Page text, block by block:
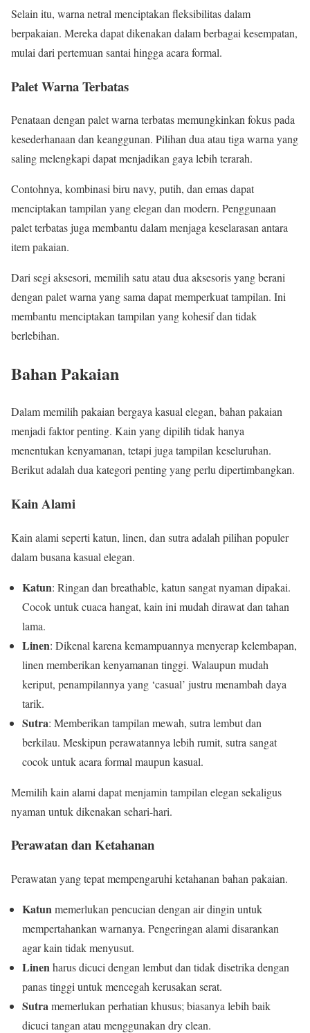
Selain itu, warna netral menciptakan fleksibilitas dalam
berpakaian. Mereka dapat dikenakan dalam berbagai kesempatan,
mulai dari pertemuan santai hingga acara formal.
Palet Warna Terbatas
Penataan dengan palet warna terbatas memungkinkan fokus pada
kesederhanaan dan keanggunan. Pilihan dua atau tiga warna yang
saling melengkapi dapat menjadikan gaya lebih terarah.
Contohnya, kombinasi biru navy, putih, dan emas dapat
menciptakan tampilan yang elegan dan modern. Penggunaan
palet terbatas juga membantu dalam menjaga keselarasan antara
item pakaian.
Dari segi aksesori, memilih satu atau dua aksesoris yang berani
dengan palet warna yang sama dapat memperkuat tampilan. Ini
membantu menciptakan tampilan yang kohesif dan tidak
berlebihan.
Bahan Pakaian
Dalam memilih pakaian bergaya kasual elegan, bahan pakaian
menjadi faktor penting. Kain yang dipilih tidak hanya
menentukan kenyamanan, tetapi juga tampilan keseluruhan.
Berikut adalah dua kategori penting yang perlu dipertimbangkan.
Kain Alami
Kain alami seperti katun, linen, dan sutra adalah pilihan populer
dalam busana kasual elegan.
Katun: Ringan dan breathable, katun sangat nyaman dipakai.
Cocok untuk cuaca hangat, kain ini mudah dirawat dan tahan
lama.
Linen: Dikenal karena kemampuannya menyerap kelembapan,
linen memberikan kenyamanan tinggi. Walaupun mudah
keriput, penampilannya yang ‘casual’ justru menambah daya
tarik.
Sutra: Memberikan tampilan mewah, sutra lembut dan
berkilau. Meskipun perawatannya lebih rumit, sutra sangat
cocok untuk acara formal maupun kasual.
Memilih kain alami dapat menjamin tampilan elegan sekaligus
nyaman untuk dikenakan sehari-hari.
Perawatan dan Ketahanan
Perawatan yang tepat mempengaruhi ketahanan bahan pakaian.
Katunmemerlukan pencucian dengan air dingin untuk
mempertahankan warnanya. Pengeringan alami disarankan
agar kain tidak menyusut.
Linenharus dicuci dengan lembut dan tidak disetrika dengan
panas tinggi untuk mencegah kerusakan serat.
Sutramemerlukan perhatian khusus; biasanya lebih baik
dicuci tangan atau menggunakan dry clean.